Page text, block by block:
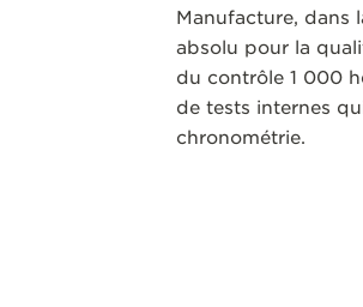
Manufacture, dans
absolu pour la
du contrôle 1 000
de tests internes
chronométrie.